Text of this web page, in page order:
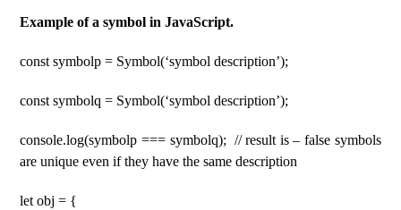
Example of a symbol in JavaScript.
const symbolp = Symbol(‘symbol description’);
const symbolq = Symbol(‘symbol description’);
console.log(symbolp === symbolq); // result is – false symbols
are unique even if they have the same description
let obj = {